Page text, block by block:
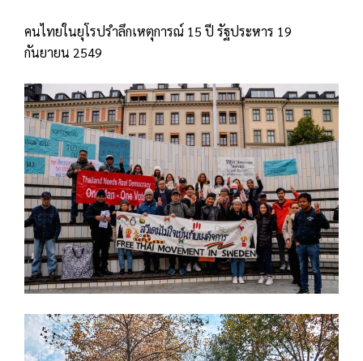
คนไทยในยุโรปรำลึกเหตุการณ์ 15 ปี รัฐประหาร 19
กันยายน 2549